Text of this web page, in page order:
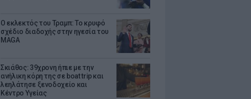
Ο εκλεκτός του Τραμπ: Το κρυφό
σχέδιο διαδοχής στην ηγεσία του
MAGA
Σκιάθος: 39χρονη ήπιε με την
ανήλικη κόρη της σε boat trip και
λεηλάτησε ξενοδοχείο και
Κέντρο Υγείας